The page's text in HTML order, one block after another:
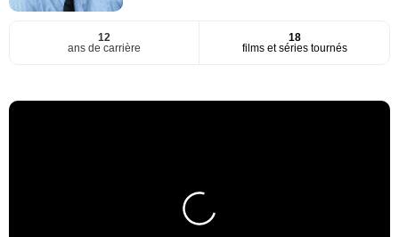
12
ans de carrière
18
films et séries tournés